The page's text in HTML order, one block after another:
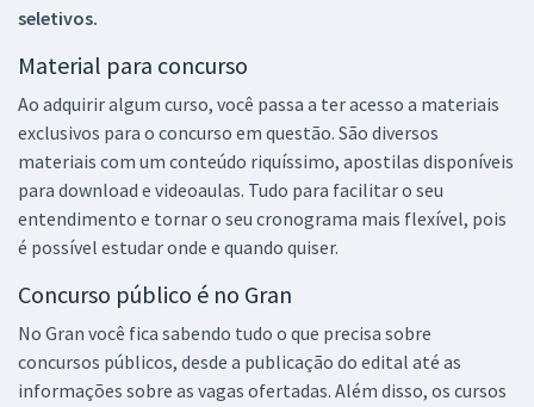
seletivos.
Material para concurso
Ao adquirir algum curso, você passa a ter acesso a materiais
exclusivos para o concurso em questão. São diversos
materiais com um conteúdo riquíssimo, apostilas disponíveis
para download e videoaulas. Tudo para facilitar o seu
entendimento e tornar o seu cronograma mais flexível, pois
é possível estudar onde e quando quiser.
Concurso público é no Gran
No Gran você fica sabendo tudo o que precisa sobre
concursos públicos, desde a publicação do edital até as
informações sobre as vagas ofertadas. Além disso, os cursos